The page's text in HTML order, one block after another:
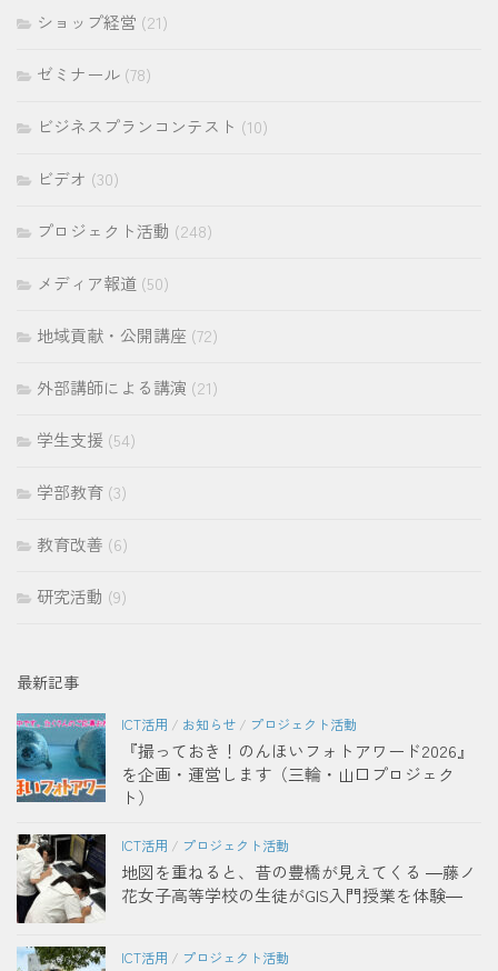
ショップ経営 (21)
ゼミナール (78)
ビジネスプランコンテスト (10)
ビデオ (30)
プロジェクト活動 (248)
メディア報道 (50)
地域貢献・公開講座 (72)
外部講師による講演 (21)
学生支援 (54)
学部教育 (3)
教育改善 (6)
研究活動 (9)
最新記事
ICT活用 / お知らせ / プロジェクト活動
『撮っておき！のんほいフォトアワード2026』
を企画・運営します（三輪・山口プロジェク
ト）
ICT活用 / プロジェクト活動
地図を重ねると、昔の豊橋が見えてくる ―藤ノ
花女子高等学校の生徒がGIS入門授業を体験―
ICT活用 / プロジェクト活動